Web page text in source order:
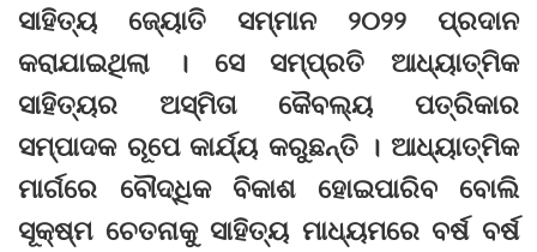
ସାହିତ୍ୟ ଜ୍ୟୋତି ସମ୍ମାନ ୨୦୨୨ ପ୍ରଦାନ
କରାଯାଇଥିଲା । ସେ ସମ୍ପ୍ରତି ଆଧ୍ୟାତ୍ମିକ
ସାହିତ୍ୟର ଅସ୍ମିତା କୈବଲ୍ୟ ପତ୍ରିକାର
ସମ୍ପାଦକ ରୂପେ କାର୍ଯ୍ୟ କରୁଛନ୍ତି । ଆଧ୍ୟାତ୍ମିକ
ମାର୍ଗରେ ବୌଦ୍ଧିକ ବିକାଶ ହୋଇପାରିବ ବୋଲି
ସୂକ୍ଷ୍ମ ଚେତନାକୁ ସାହିତ୍ୟ ମାଧ୍ୟମରେ ବର୍ଷ ବର୍ଷ